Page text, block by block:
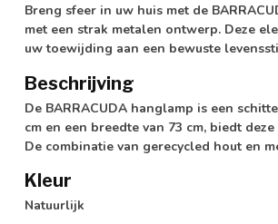
Breng sfeer in uw huis met de
met een strak metalen ontwerp. Deze
uw toewijding aan een bewuste
Beschrijving
De BARRACUDA hanglamp is een
cm en een breedte van 73 cm, biedt
De combinatie van gerecycled hout en
Kleur
Natuurlijk